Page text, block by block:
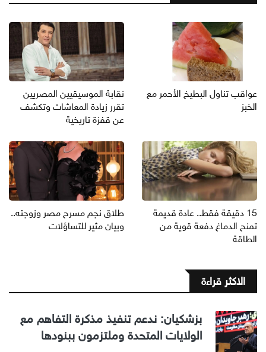
عواقب تناول البطيخ الأحمر مع
الخبز
نقابة الموسيقيين المصريين
تقرر زيادة المعاشات وتكشف
عن قفزة تاريخية
15 دقيقة فقط.. عادة قديمة
تمنح الدماغ دفعة قوية من
الطاقة
طلاق نجم مسرح مصر وزوجته..
وبيان مثير للتساؤلات
الاكثر قراءة
بزشكيان: ندعم تنفيذ مذكرة التفاهم مع
الولايات المتحدة وملتزمون ببنودها